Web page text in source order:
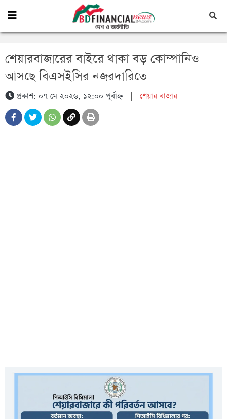
শেয়ারবাজারের বাইরে থাকা বড় কোম্পানিও
আসছে বিএসইসির নজরদারিতে
প্রকাশ: ০৭ মে ২০২৬, ১২:০০ পূর্বাহ্ন| শেয়ার বাজার